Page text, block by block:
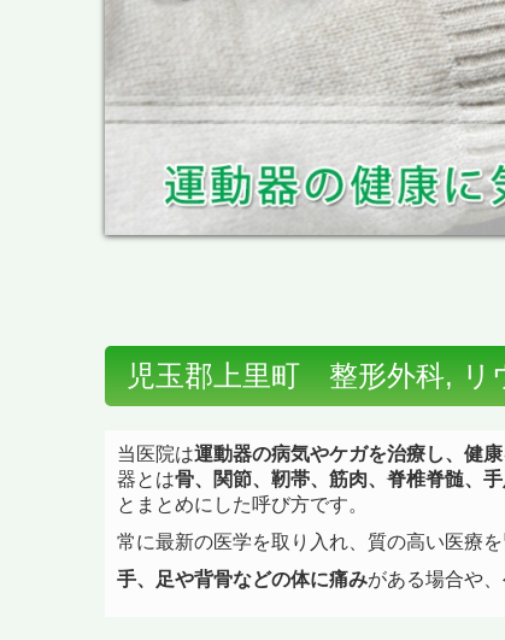
児玉郡上里町 整形外科, リ
当医院は運動器の病気やケガを治療し、健
器とは骨、関節、靭帯、筋肉、脊椎脊髄、
とまとめにした呼び方です。
常に最新の医学を取り入れ、質の高い医療
手、足や背骨などの体に痛みがある場合や、